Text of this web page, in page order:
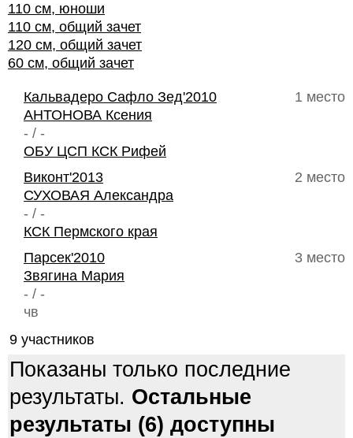
110 см, юноши
110 см, общий зачет
120 см, общий зачет
60 см, общий зачет
1 место
Кальвадеро Сафло Зед'2010
АНТОНОВА Ксения
- / -
ОБУ ЦСП КСК Рифей
2 место
Виконт'2013
СУХОВАЯ Александра
- / -
КСК Пермского края
3 место
Парсек'2010
Звягина Мария
- / -
чв
9 участников
Показаны только последние
результаты. Остальные
результаты (6) доступны